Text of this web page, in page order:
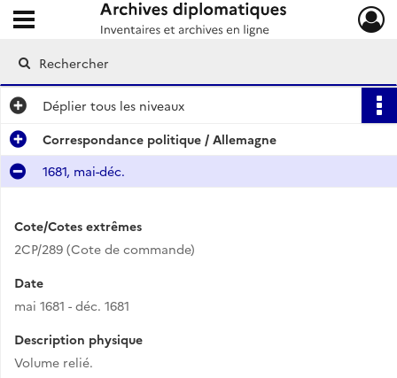
Archives diplomatiques
Ouvrir le menu déroulant
Déplier tous les niveaux
Correspondance politique / Allemagne
1681, mai-déc.
Cote/Cotes extrêmes
2CP/289 (Cote de commande)
Date
mai 1681 - déc. 1681
Description physique
Volume relié.